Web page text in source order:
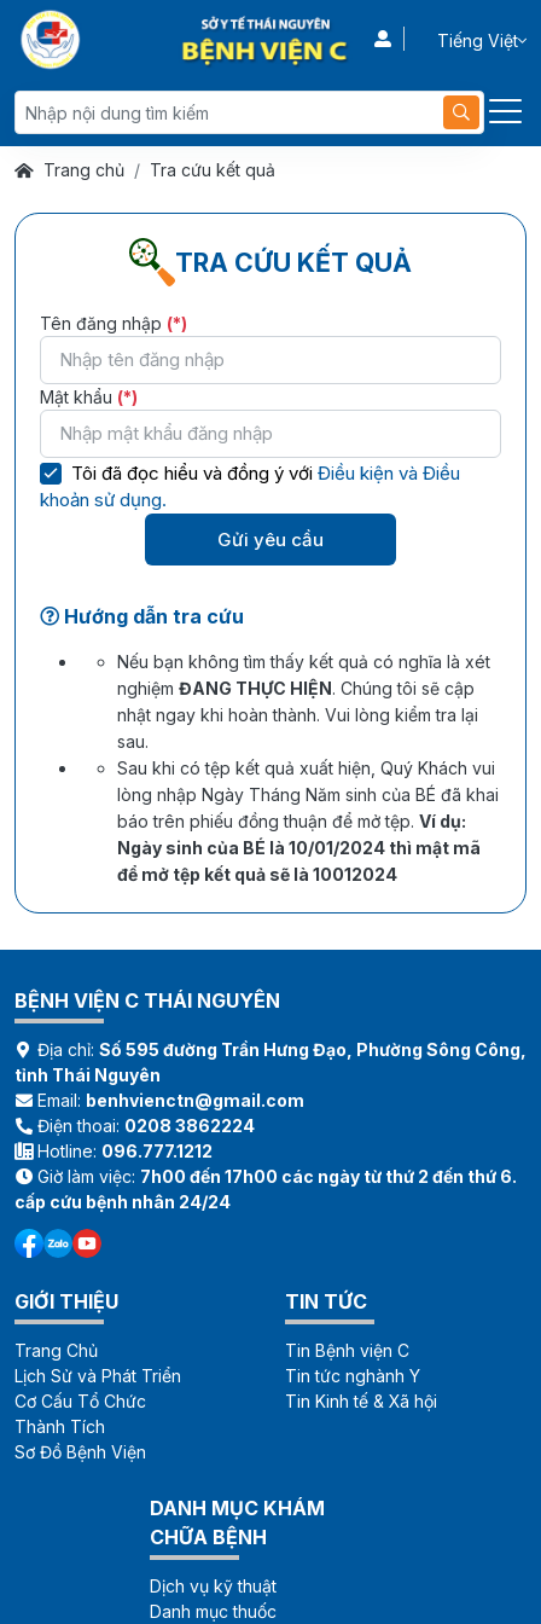
Tiếng Việt
Trang chủ Tra cứu kết quả
TRA CỨU KẾT QUẢ
Tên đăng nhập (*)
Mật khẩu (*)
Tôi đã đọc hiểu và đồng ý với Điều kiện và Điều
khoản sử dụng.
Gửi yêu cầu
Hướng dẫn tra cứu
Nếu bạn không tìm thấy kết quả có nghĩa là xét
nghiệm ĐANG THỰC HIỆN. Chúng tôi sẽ cập
nhật ngay khi hoàn thành. Vui lòng kiểm tra lại
sau.
Sau khi có tệp kết quả xuất hiện, Quý Khách vui
lòng nhập Ngày Tháng Năm sinh của BÉ đã khai
báo trên phiếu đồng thuận để mở tệp. Ví dụ:
Ngày sinh của BÉ là 10/01/2024 thì mật mã
để mở tệp kết quả sẽ là 10012024
BỆNH VIỆN C THÁI NGUYÊN
Địa chỉ: Số 595 đường Trần Hưng Đạo, Phường Sông Công,
tỉnh Thái Nguyên
Email: benhvienctn@gmail.com
Điện thoai: 0208 3862224
Hotline: 096.777.1212
Giờ làm việc: 7h00 đến 17h00 các ngày từ thứ 2 đến thứ 6.
cấp cứu bệnh nhân 24/24
GIỚI THIỆU
Trang Chủ
Lịch Sử và Phát Triển
Cơ Cấu Tổ Chức
Thành Tích
Sơ Đồ Bệnh Viện
TIN TỨC
Tin Bệnh viện C
Tin tức nghành Y
Tin Kinh tế & Xã hội
DANH MỤC KHÁM
CHỮA BỆNH
Dịch vụ kỹ thuật
Danh mục thuốc